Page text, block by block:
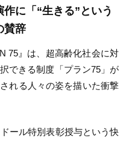
に「“生きる”という
賛辞
75』は、超高齢化社会に対
できる制度「プラン75」が
れる人々の姿を描いた衝撃
ール特別表彰授与という快